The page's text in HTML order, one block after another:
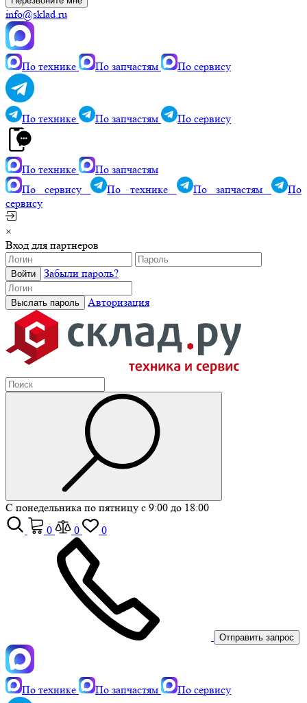
info@sklad.ru
По технике По запчастям По сервису
По технике По запчастям По сервису
По технике
По запчастям
По сервису
По технике По запчастям
По
сервису
×
Вход для партнеров
Забыли пароль?
Авторизация
С понедельника по пятницу с 9:00 до 18:00
0
0 0
Отправить запрос
По технике По запчастям По сервису